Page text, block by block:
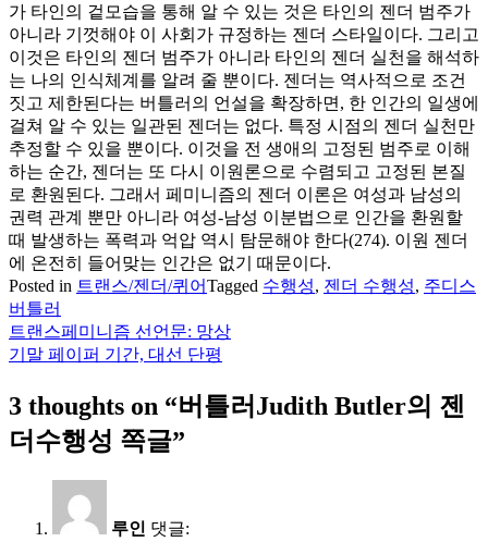
가 타인의 겉모습을 통해 알 수 있는 것은 타인의 젠더 범주가
아니라 기껏해야 이 사회가 규정하는 젠더 스타일이다. 그리고
이것은 타인의 젠더 범주가 아니라 타인의 젠더 실천을 해석하
는 나의 인식체계를 알려 줄 뿐이다. 젠더는 역사적으로 조건
짓고 제한된다는 버틀러의 언설을 확장하면, 한 인간의 일생에
걸쳐 알 수 있는 일관된 젠더는 없다. 특정 시점의 젠더 실천만
추정할 수 있을 뿐이다. 이것을 전 생애의 고정된 범주로 이해
하는 순간, 젠더는 또 다시 이원론으로 수렴되고 고정된 본질
로 환원된다. 그래서 페미니즘의 젠더 이론은 여성과 남성의
권력 관계 뿐만 아니라 여성-남성 이분법으로 인간을 환원할
때 발생하는 폭력과 억압 역시 탐문해야 한다(274). 이원 젠더
에 온전히 들어맞는 인간은 없기 때문이다.
Posted in 트랜스/젠더/퀴어Tagged 수행성, 젠더 수행성, 주디스
버틀러
글
탐
색
트랜스페미니즘 선언문: 망상
기말 페이퍼 기간, 대선 단평
3 thoughts on “버틀러Judith Butler의 젠
더수행성 쪽글”
루인 댓글: